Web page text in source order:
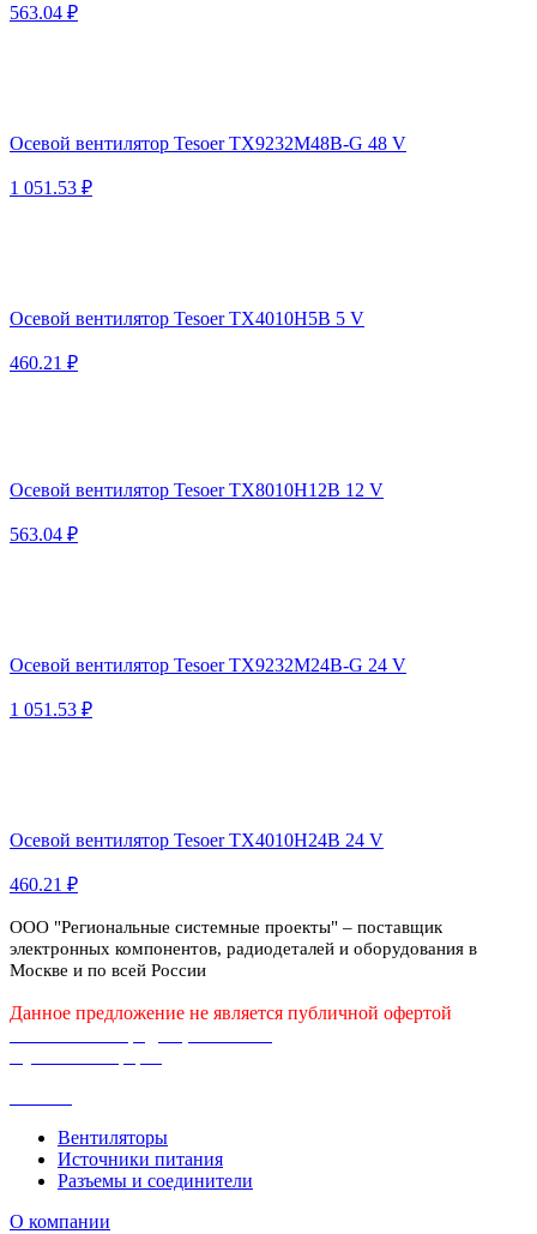
563.04 ₽
Осевой вентилятор Tesoer TX9232M48B-G 48 V
1 051.53 ₽
Осевой вентилятор Tesoer TX4010H5B 5 V
460.21 ₽
Осевой вентилятор Tesoer TX8010H12B 12 V
563.04 ₽
Осевой вентилятор Tesoer TX9232M24B-G 24 V
1 051.53 ₽
Осевой вентилятор Tesoer TX4010H24B 24 V
460.21 ₽
ООО "Региональные системные проекты" – поставщик
электронных компонентов, радиодеталей и оборудования в
Москве и по всей России
Данное предложение не является публичной офертой
Вентиляторы
Источники питания
Разъемы и соединители
О компании